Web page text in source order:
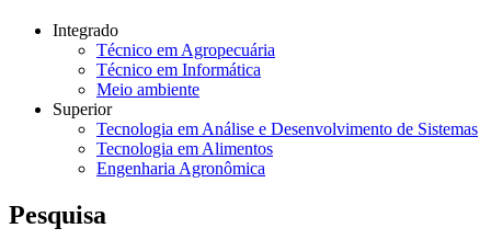
Integrado
Técnico em Agropecuária
Técnico em Informática
Meio ambiente
Superior
Tecnologia em Análise e Desenvolvimento de Sistemas
Tecnologia em Alimentos
Engenharia Agronômica
Pesquisa